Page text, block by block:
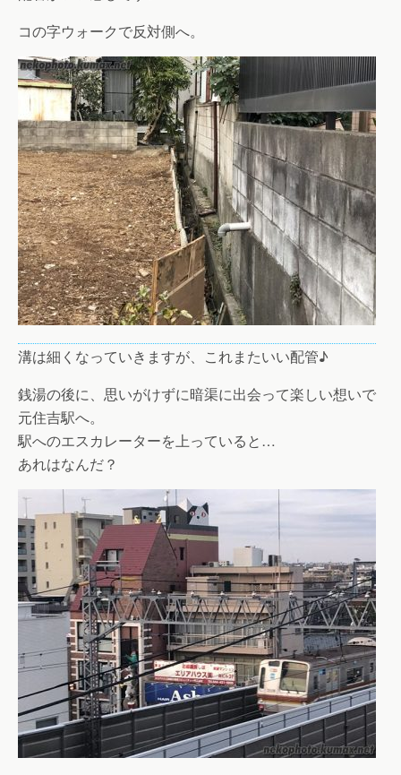
コの字ウォークで反対側へ。
溝は細くなっていきますが、これまたいい配管♪
銭湯の後に、思いがけずに暗渠に出会って楽しい想いで
元住吉駅へ。
駅へのエスカレーターを上っていると…
あれはなんだ？